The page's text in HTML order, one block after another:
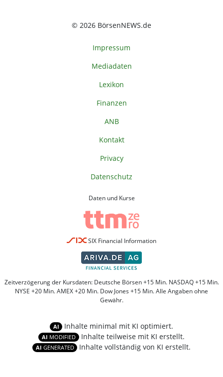
© 2026 BörsenNEWS.de
Impressum
Mediadaten
Lexikon
Finanzen
ANB
Kontakt
Privacy
Datenschutz
Daten und Kurse
SIX Financial Information
Zeitverzögerung der Kursdaten: Deutsche Börsen +15 Min. NASDAQ +15 Min.
NYSE +20 Min. AMEX +20 Min. Dow Jones +15 Min. Alle Angaben ohne
Gewähr.
AI Inhalte minimal mit KI optimiert.
AI MODIFIED Inhalte teilweise mit KI erstellt.
AI GENERATED Inhalte vollständig von KI erstellt.